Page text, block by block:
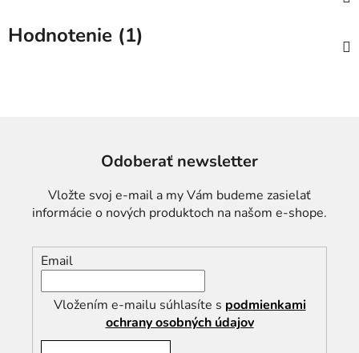
Hodnotenie (1)
Odoberať newsletter
Vložte svoj e-mail a my Vám budeme zasielať
informácie o nových produktoch na našom e-shope.
Email
Vložením e-mailu súhlasíte s podmienkami
ochrany osobných údajov